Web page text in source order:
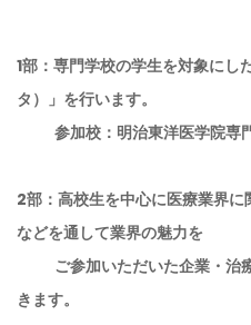
1部：専門学校の学生を対象にし
タ）」を行います。
参加校：明治東洋医学院専
2部：高校生を中心に医療業界
などを通して業界の魅力を
ご参加いただいた企業・治
きます。